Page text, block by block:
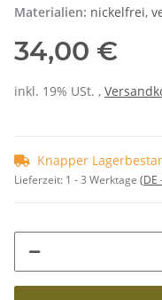
Materialien: nickelfrei,
34,00 €
inkl. 19% USt. ,
Knapper
Lieferzeit: 1 - 3 Werktage (DE